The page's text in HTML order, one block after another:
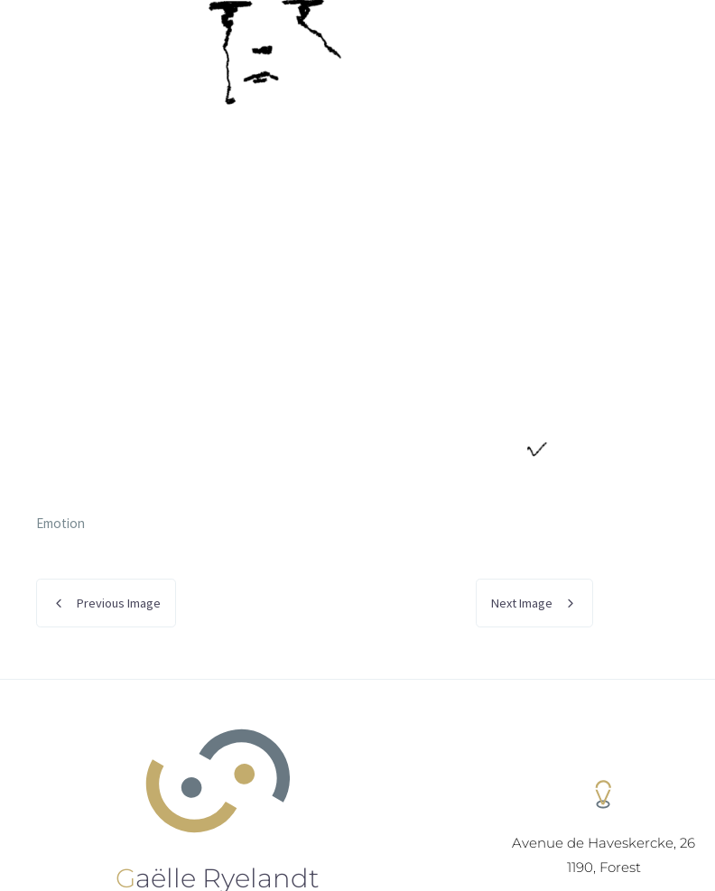
Emotion
Previous Image Next Image
Gaëlle Ryelandt
Avenue de Haveskercke, 26
1190, Forest